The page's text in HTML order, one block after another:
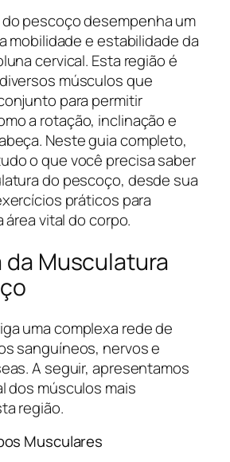
pescoço desempenha um
mobilidade e estabilidade da
cervical. Esta região é
músculos que
para permitir
a rotação, inclinação e
Neste guia completo,
o que você precisa saber
do pescoço, desde sua
práticos para
vital do corpo.
da Musculatura
uma complexa rede de
sanguíneos, nervos e
A seguir, apresentamos
dos músculos mais
região.
Musculares